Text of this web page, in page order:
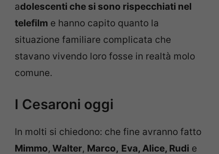
adolescenti che si sono rispecchiati nel
telefilm e hanno capito quanto la
situazione familiare complicata che
stavano vivendo loro fosse in realtà molo
comune.
I Cesaroni oggi
In molti si chiedono: che fine avranno fatto
Mimmo, Walter, Marco, Eva, Alice, Rudi e